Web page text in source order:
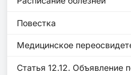
Повестка
Медицинское
Статья 12.12. Объявление